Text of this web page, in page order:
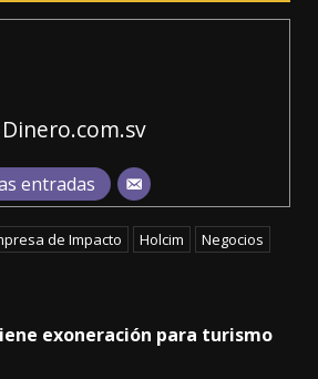
entradas
de Impacto Holcim
Negocios
exoneración para turismo